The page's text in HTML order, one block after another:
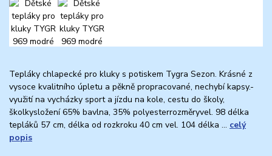
Tepláky chlapecké pro kluky s potiskem Tygra Sezon. Krásné z
vysoce kvalitního úpletu a pěkně propracované, nechybí kapsy.-
využití na vycházky sport a jízdu na kole, cestu do školy,
školkysložení 65% bavlna, 35% polyesterrozměryvel. 98 délka
tepláků 57 cm, délka od rozkroku 40 cm vel. 104 délka ... celý
popis